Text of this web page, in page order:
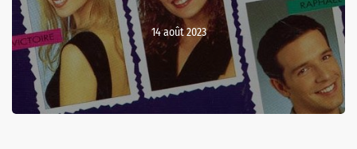
14 août 2023